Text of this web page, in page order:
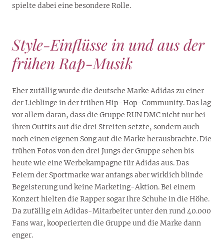
spielte dabei eine besondere Rolle.
Style-Einflüsse in und aus der
frühen Rap-Musik
Eher zufällig wurde die deutsche Marke Adidas zu einer
der Lieblinge in der frühen Hip-Hop-Community. Das lag
vor allem daran, dass die Gruppe RUN DMC nicht nur bei
ihren Outfits auf die drei Streifen setzte, sondern auch
noch einen eigenen Song auf die Marke herausbrachte. Die
frühen Fotos von den drei Jungs der Gruppe sehen bis
heute wie eine Werbekampagne für Adidas aus. Das
Feiern der Sportmarke war anfangs aber wirklich blinde
Begeisterung und keine Marketing-Aktion. Bei einem
Konzert hielten die Rapper sogar ihre Schuhe in die Höhe.
Da zufällig ein Adidas-Mitarbeiter unter den rund 40.000
Fans war, kooperierten die Gruppe und die Marke dann
enger.